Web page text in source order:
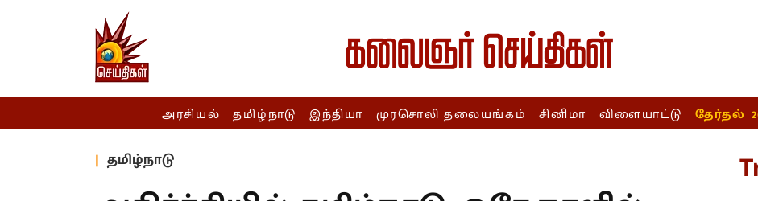
அரசியல் தமிழ்நாடு இந்தியா முரசொலி தலையங்கம் சினிமா விளையாட்டு தேர்தல்
தமிழ்நாடு